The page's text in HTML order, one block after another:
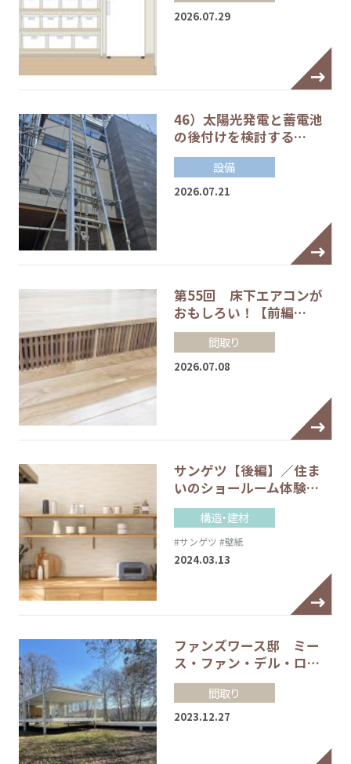
2026.07.29
46）太陽光発電と蓄電池
の後付けを検討する…
設備
2026.07.21
第55回 床下エアコンが
おもしろい！【前編…
間取り
2026.07.08
サンゲツ【後編】／住ま
いのショールーム体験…
構造・建材
#サンゲツ #壁紙
2024.03.13
ファンズワース邸 ミー
ス・ファン・デル・ロ…
間取り
2023.12.27